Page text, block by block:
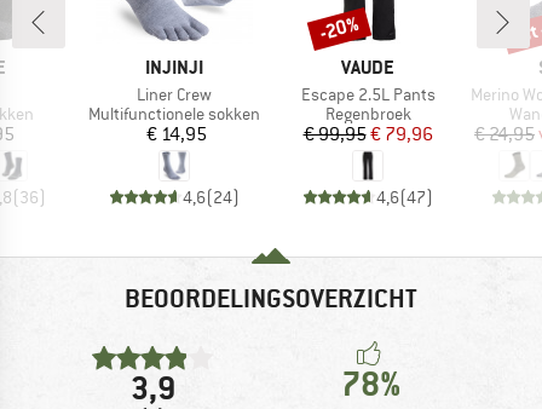
(36)
MERK
INJINJI
Artikel
Liner Crew
Productgroep
Multifunctionele sokken
Prijs
€ 14,95
4,6(24)
MERK
VAUDE
Artikel
Escape 2.5L Pants
Productgroep
Regenbroek
Prijs
€ 99,95Verlaagde prijs
€ 79,96
4,6(47)
Korting
-20%
Artikel
Merino Wool
€ 24,95
BEOORDELINGSOVERZICHT
3,9 78%